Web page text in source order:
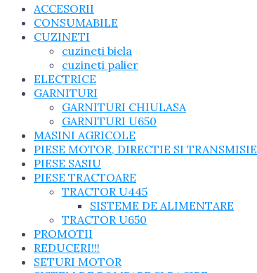
ACCESORII
CONSUMABILE
CUZINETI
cuzineti biela
cuzineti palier
ELECTRICE
GARNITURI
GARNITURI CHIULASA
GARNITURI U650
MASINI AGRICOLE
PIESE MOTOR, DIRECTIE SI TRANSMISIE
PIESE SASIU
PIESE TRACTOARE
TRACTOR U445
SISTEME DE ALIMENTARE
TRACTOR U650
PROMOTII
REDUCERI!!!
SETURI MOTOR